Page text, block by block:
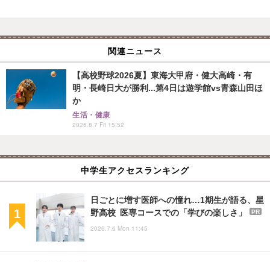
関連ニュース
【高校野球2026夏】東海大甲府・健大高崎・有
明・長崎日大が勝利...第4日は遊学館vs青森山田ほ
か
生活・健康
2026.8.7 Fri 15:52
中学生アクセスランキング
日ごとに増す医師への憧れ…1期生が語る、星
野高校 医専コースでの「学びの楽しさ」
PR
2026.7.6 Mon 11:45